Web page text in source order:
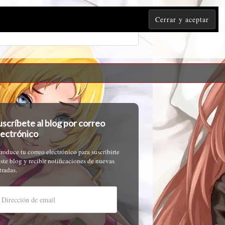
al blog por correo
tu correo electrónico para suscribirte
blog y recibir notificaciones de nuevas